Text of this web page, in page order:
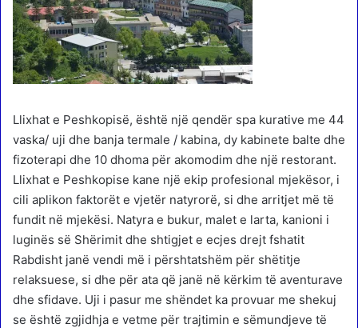
Llixhat e Peshkopisë, është një qendër spa kurative me 44
vaska/ uji dhe banja termale / kabina, dy kabinete balte dhe
fizoterapi dhe 10 dhoma për akomodim dhe një restorant.
Llixhat e Peshkopise kane një ekip profesional mjekësor, i
cili aplikon faktorët e vjetër natyrorë, si dhe arritjet më të
fundit në mjekësi. Natyra e bukur, malet e larta, kanioni i
luginës së Shërimit dhe shtigjet e ecjes drejt fshatit
Rabdisht janë vendi më i përshtatshëm për shëtitje
relaksuese, si dhe për ata që janë në kërkim të aventurave
dhe sfidave. Uji i pasur me shëndet ka provuar me shekuj
se është zgjidhja e vetme për trajtimin e sëmundjeve të